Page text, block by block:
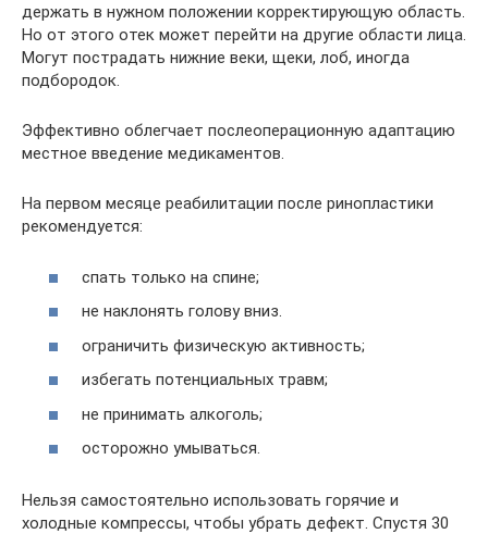
держать в нужном положении корректирующую область.
Но от этого отек может перейти на другие области лица.
Могут пострадать нижние веки, щеки, лоб, иногда
подбородок.
Эффективно облегчает послеоперационную адаптацию
местное введение медикаментов.
На первом месяце реабилитации после ринопластики
рекомендуется:
спать только на спине;
не наклонять голову вниз.
ограничить физическую активность;
избегать потенциальных травм;
не принимать алкоголь;
осторожно умываться.
Нельзя самостоятельно использовать горячие и
холодные компрессы, чтобы убрать дефект. Спустя 30